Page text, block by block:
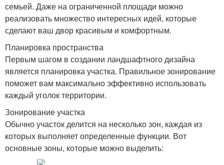
семьей. Даже на ограниченной площади можно
реализовать множество интересных идей, которые
сделают ваш двор красивым и комфортным.
Планировка пространства
Первым шагом в создании ландшафтного дизайна
является планировка участка. Правильное зонирование
поможет вам максимально эффективно использовать
каждый уголок территории.
Зонирование участка
Обычно участок делится на несколько зон, каждая из
которых выполняет определенные функции. Вот
основные зоны, которые можно выделить: